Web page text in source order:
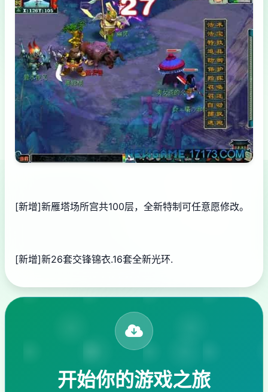
[新增]新雁塔场所宫共100层，全新特制可任意愿修改。
[新增]新26套交锋锦衣.16套全新光环.
开始你的游戏之旅